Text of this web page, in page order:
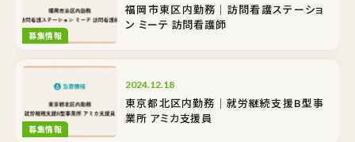
募集情報
福岡市東区内勤務｜訪問看護ステーショ
ン ミーテ 訪問看護師
募集情報
2024.12.18
東京都北区内勤務｜就労継続支援B型事
業所 アミカ支援員